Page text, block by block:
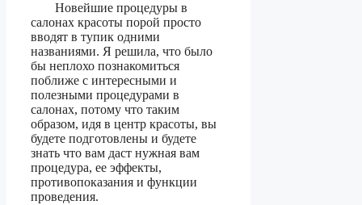
Новейшие процедуры в
салонах красоты порой просто
вводят в тупик одними
названиями. Я решила, что было
бы неплохо познакомиться
поближе с интересными и
полезными процедурами в
салонах, потому что таким
образом, идя в центр красоты, вы
будете подготовлены и будете
знать что вам даст нужная вам
процедура, ее эффекты,
противопоказания и функции
проведения.